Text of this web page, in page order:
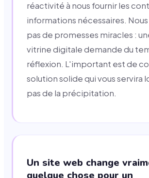
réactivité à nous fournir les
informations nécessaires.
pas de promesses miracles :
vitrine digitale demande du
réflexion. L'important est de
solution solide qui vous servira
pas de la précipitation.
Un site web change